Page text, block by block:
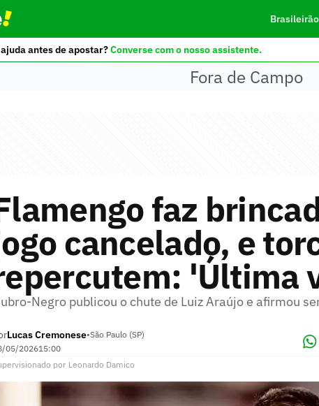
Brasileirão
antes de apostar?Converse com o nosso assistente.
Fora de Campo
faz
cancelado, e
'Última
Negro publicou o chute de Luiz Araújo e afirmou
Lucas Cremonese•São Paulo (SP)
05/202615:00
por Leonardo Damico